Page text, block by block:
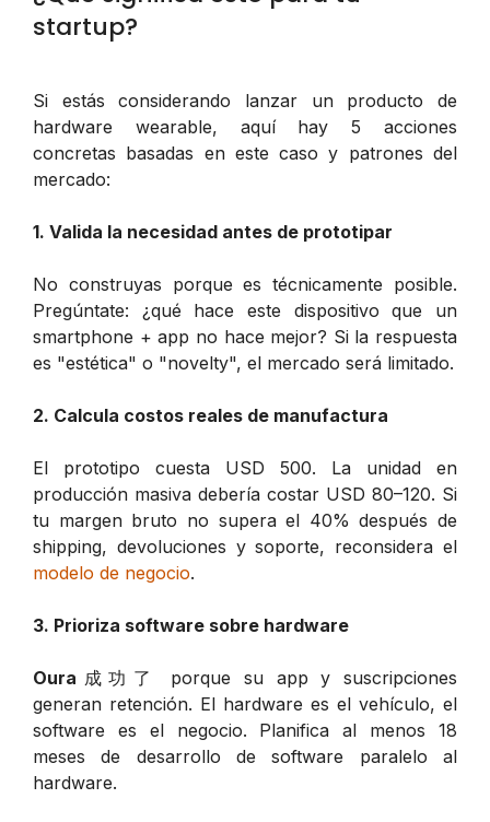
startup?
Si estás considerando lanzar un producto de
hardware wearable, aquí hay 5 acciones
concretas basadas en este caso y patrones del
mercado:
1. Valida la necesidad antes de prototipar
No construyas porque es técnicamente posible.
Pregúntate: ¿qué hace este dispositivo que un
smartphone + app no hace mejor? Si la respuesta
es "estética" o "novelty", el mercado será limitado.
2. Calcula costos reales de manufactura
El prototipo cuesta USD 500. La unidad en
producción masiva debería costar USD 80–120. Si
tu margen bruto no supera el 40% después de
shipping, devoluciones y soporte, reconsidera el
modelo de negocio.
3. Prioriza software sobre hardware
Oura 成功了 porque su app y suscripciones
generan retención. El hardware es el vehículo, el
software es el negocio. Planifica al menos 18
meses de desarrollo de software paralelo al
hardware.